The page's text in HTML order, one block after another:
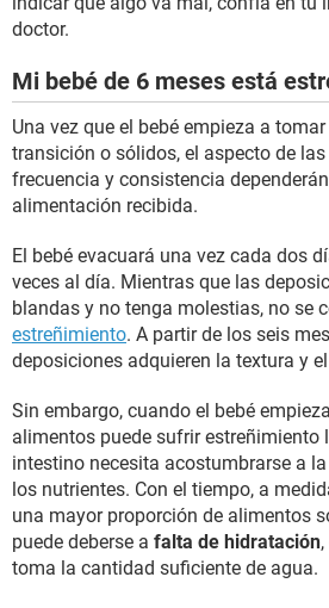
doctor.
Mi bebé de 6 meses está
Una vez que el bebé empieza a
transición o sólidos, el aspecto de
frecuencia y consistencia
alimentación recibida.
El bebé evacuará una vez cada dos
veces al día. Mientras que las
blandas y no tenga molestias, no se
estreñimiento. A partir de los seis
deposiciones adquieren la textura y
Sin embargo, cuando el bebé
alimentos puede sufrir estreñimiento
intestino necesita acostumbrarse a
los nutrientes. Con el tiempo, a
una mayor proporción de alimentos
puede deberse a falta de hidratación
toma la cantidad suficiente de agua.